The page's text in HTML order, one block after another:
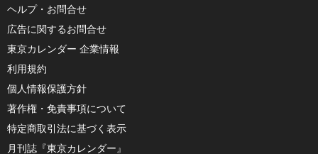
ヘルプ・お問合せ
広告に関するお問合せ
東京カレンダー 企業情報
利用規約
個人情報保護方針
著作権・免責事項について
特定商取引法に基づく表示
月刊誌『東京カレンダー』